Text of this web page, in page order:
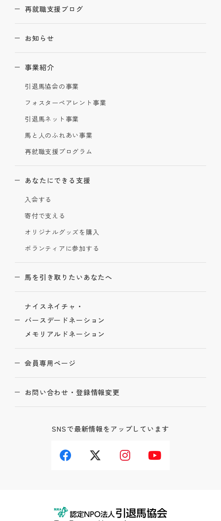
再就職支援ブログ
お知らせ
事業紹介
引退馬協会の事業
フォスターペアレント事業
引退馬ネット事業
馬と人のふれあい事業
再就職支援プログラム
あなたにできる支援
入会する
寄付で支える
オリジナルグッズを購入
ボランティアに参加する
馬を引き取りたいあなたへ
ナイスネイチャ・
バースデードネーション
メモリアルドネーション
会員専用ページ
お問い合わせ・登録情報変更
SNSで最新情報をアップしています